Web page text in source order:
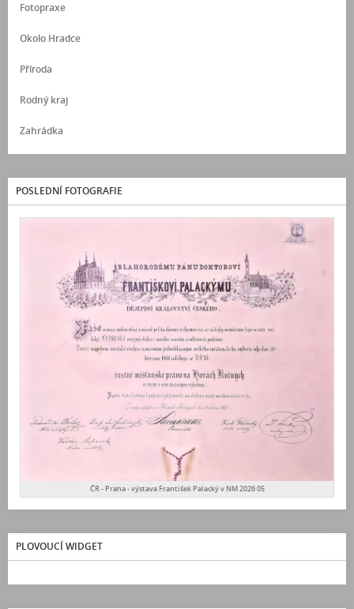
Fotopraxe
Okolo Hradce
Příroda
Rodný kraj
Zahrádka
POSLEDNÍ FOTOGRAFIE
ČR - Praha - výstava František Palacký v NM 2026 05
PLOVOUCÍ WIDGET